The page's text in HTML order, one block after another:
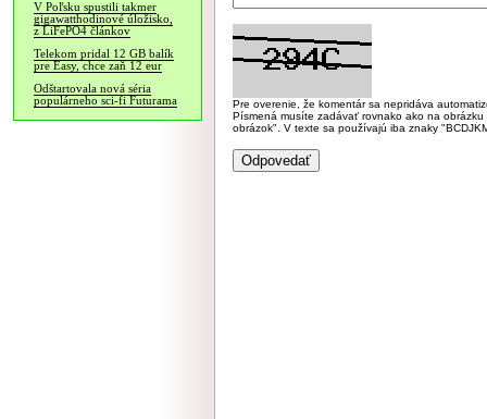
V Poľsku spustili takmer
gigawatthodinové úložisko,
z LiFePO4 článkov
Telekom pridal 12 GB balík
pre Easy, chce zaň 12 eur
Odštartovala nová séria
populárneho sci-fi Futurama
Pre overenie, že komentár sa nepridáva
Písmená musíte zadávať rovnako ako na
obrázok". V texte sa používajú iba znaky